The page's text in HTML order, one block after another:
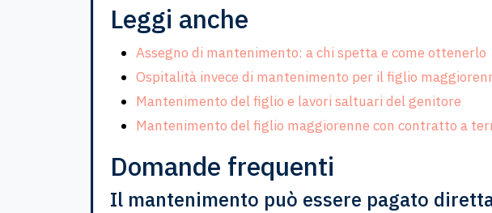
Leggi anche
Assegno di mantenimento: a chi spetta e come ottenerlo
Ospitalità invece di mantenimento per il figlio
Mantenimento del figlio e lavori saltuari del genitore
Mantenimento del figlio maggiorenne con contratto a
Domande frequenti
Il mantenimento può essere pagato